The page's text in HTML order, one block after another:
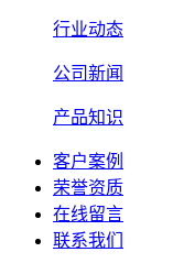
行业动态
公司新闻
产品知识
客户案例
荣誉资质
在线留言
联系我们